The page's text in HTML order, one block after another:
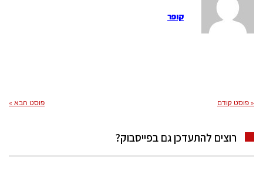
קופר
« פוסט קודם פוסט הבא »
רוצים להתעדכן גם בפייסבוק?